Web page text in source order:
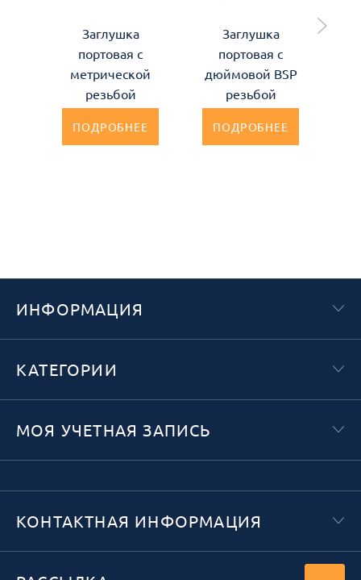
Заглушка
портовая с
метрической
резьбой
ПОДРОБНЕЕ
Заглушка
портовая с
дюймовой BSP
резьбой
ПОДРОБНЕЕ
ИНФОРМАЦИЯ
КАТЕГОРИИ
МОЯ УЧЕТНАЯ ЗАПИСЬ
КОНТАКТНАЯ ИНФОРМАЦИЯ